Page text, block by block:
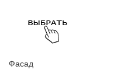
Фасад